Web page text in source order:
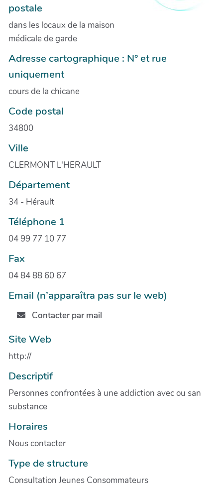
postale
dans les locaux de la maison
médicale de garde
Adresse cartographique : N° et rue
uniquement
cours de la chicane
Code postal
34800
Ville
CLERMONT L'HERAULT
Département
34 - Hérault
Téléphone 1
04 99 77 10 77
Fax
04 84 88 60 67
Email (n’apparaîtra pas sur le web)
Contacter par mail
Site Web
http://
Descriptif
Personnes confrontées à une addiction avec ou san
substance
Horaires
Nous contacter
Type de structure
Consultation Jeunes Consommateurs